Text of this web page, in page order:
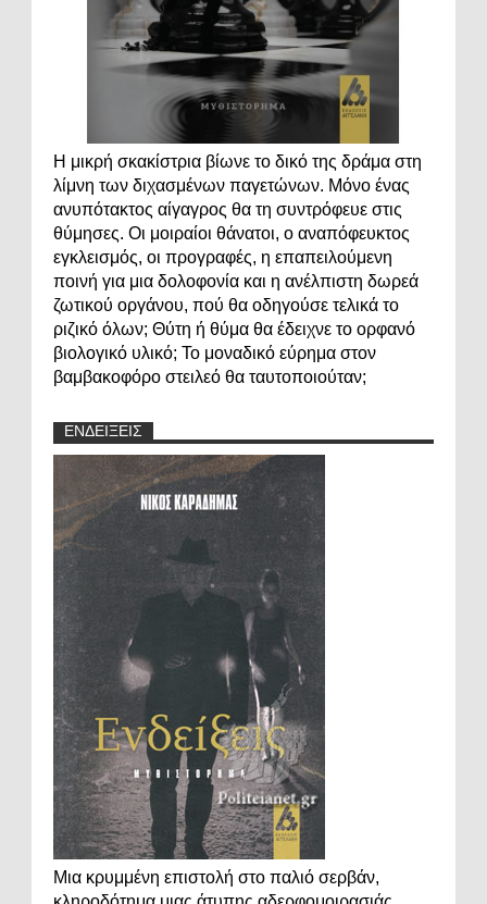
Η μικρή σκακίστρια βίωνε το δικό της δράμα στη
λίμνη των διχασμένων παγετώνων. Μόνο ένας
ανυπότακτος αίγαγρος θα τη συντρόφευε στις
θύμησες. Οι μοιραίοι θάνατοι, ο αναπόφευκτος
εγκλεισμός, οι προγραφές, η επαπειλούμενη
ποινή για μια δολοφονία και η ανέλπιστη δωρεά
ζωτικού οργάνου, πού θα οδηγούσε τελικά το
ριζικό όλων; Θύτη ή θύμα θα έδειχνε το ορφανό
βιολογικό υλικό; Το μοναδικό εύρημα στον
βαμβακοφόρο στειλεό θα ταυτοποιούταν;
ΕΝΔΕΙΞΕΙΣ
Μια κρυμμένη επιστολή στο παλιό σερβάν,